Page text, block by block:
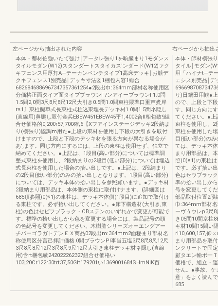
左ページから抽出された内容
本体・都材伯強いたて強け￨アータレ張り1を駒臓まり1モダンス
タイルモダン(W12)スタンダートスタイカス'ンダード(W12)ァク
キフェンス用厚打A―テーカンベンチタイブ1高床デッキ￨お競デ
クキフェンス1別売品￨デッキ寸法図1梱包内容1総合
6826846886967347357361254●2段出巾:364mm部材名称使用区
分価格正面タイア面タイブブラウンF7ンアイーブラウンF1.0問
1.5間2,0問3尺8尺8尺12尺大引き0.5問1.0問束柱隈準口重声煮岸
r※1〕東柱醐車式長東柱式柱込東埋長デッキ材1.0問1.5間ネ隠し
(直線用)鼻鵬し双付金兵EBEW451EBEW45平1,4002合ll相包致9組
合せ価格的0,200r57,700確,6【Xフアインステージデッキ2段納ま
り(横張り)協調m用た●上段の東材を使用し下段の大引きを取付
けますので、上段と下段のデッキ材を張る方向が異なる場合が
あ',ます。同じ方向にするには、上段の東柱は使用せず、独立で
納めてください。●上記は、1段目(高い部分)については標準調
整式東柱を使用し、2段納まりの2段目(低い部分)については埋込
式長束柱を使用した場合の拾い出しです。●上記は、2段納まり
の2段目(低い部分)のみの拾い出しとなります。1段目(高い部分)
については、デッキ本体の拾い出しを参照願います。●デッキ材
2段納まり用部品は、本体側の東柱に取付けナます。(詳細図は
685頂参照)0(※1)の東柱は、デッキ本体側(1段目)に追加で取付け
る東柱です。必ず拾い出してください。●床下構造材(大引き,東
柱)の色はセピフブラック・CBステンのいずれかで変更が可能で
す。標準の拾い出しから色を変更する場合には、製品記号の頭
の色紀号を変更してください。木樹脂シリーズオーエングアー
チパーゴラガトデンＥＸ商品02段出m:364mm2面秘まり部材名
称使用区分言己拝計価格.0間ブラウンPI事当五塩3尺8尺8尺12尺
3尺8尺8尺12尺3尺8尺9尺12尺大引き東柱デッキ材ネ隠し(直線
用)含rt梱包敏242022262327組合せ価格い
103,20Cr122r30trt37,50Glt179201い1369001684SHmNiK百
右ページから抽出
本体・師材横張
タイル￨モダン
用「ハイナt―テ
ェシス別売品￨
り)日鍋田用観●
ので、上段と下
す。同じ方向に
てください。●上
束柱を使用し、2
東柱を使用した
目(低い部分)の
ては、デッキ本
まり用部品は、
照)0(※1)の束柱
です。必ず拾い
色はセウブラッ
準の拾い出しか
号を変更してく
部品取付位置2段
巾:364mm部材名
ーヴうウレp3尺
き05間10間京柱
キ材10間15間い
rl10,600,157,仰
まり用部品を取
ンクリートで固
顧タエン輸ポ一
価格で、組立・
せん。●事故、ケ
意」をよく読ん
685